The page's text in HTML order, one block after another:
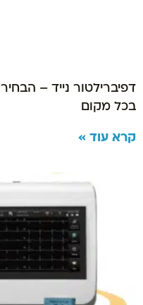
דפיברילטור נייד –
בכל מקום
קרא עוד »